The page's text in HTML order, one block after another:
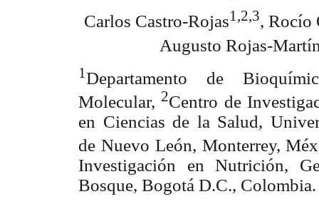
Carlos Castro-Rojas1,2,3, Rocío
Augusto Rojas-
1Departamento de
Molecular, 2Centro de
en Ciencias de la Salud,
de Nuevo León, Monterrey,
Investigación en Nutrición,
Bosque, Bogotá D.C., Colombia.